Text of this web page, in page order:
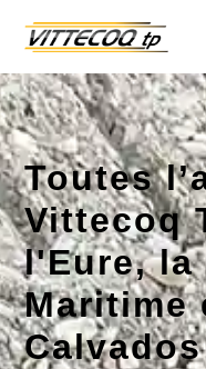
Toutes
Vittecoq
l'Eure, la
Maritime
Calvados